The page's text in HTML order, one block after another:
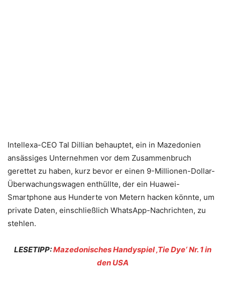
Intellexa-CEO Tal Dillian behauptet, ein in Mazedonien
ansässiges Unternehmen vor dem Zusammenbruch
gerettet zu haben, kurz bevor er einen 9-Millionen-Dollar-
Überwachungswagen enthüllte, der ein Huawei-
Smartphone aus Hunderte von Metern hacken könnte, um
private Daten, einschließlich WhatsApp-Nachrichten, zu
stehlen.
LESETIPP:Mazedonisches Handyspiel ‚Tie Dye‘ Nr. 1 in
den USA